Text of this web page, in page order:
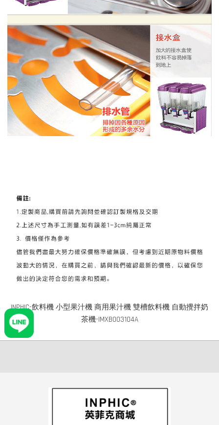
INPHIC-飲料機 小型果汁機 商用果汁機 雙槽飲料機 自動攪拌奶
茶機-IMXB003104A